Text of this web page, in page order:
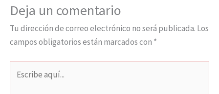
Deja un comentario
Tu dirección de correo electrónico no será publicada. Los
campos obligatorios están marcados con *
aquí...